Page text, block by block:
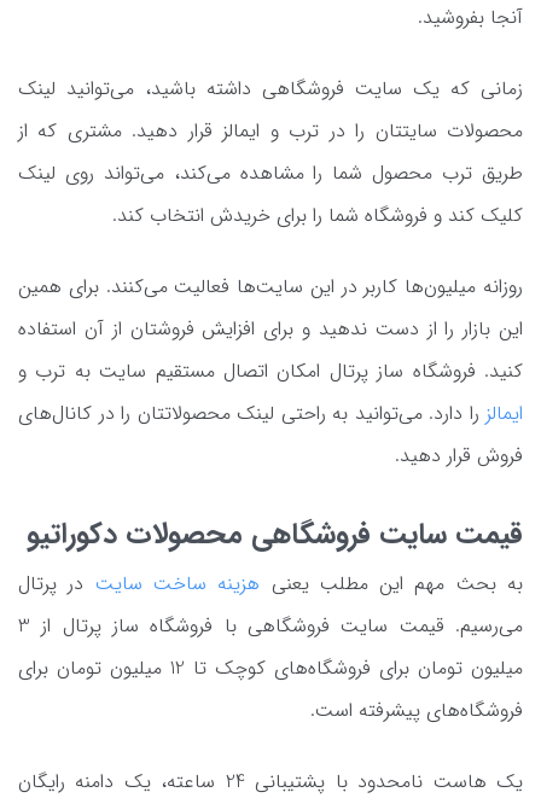
آنجا بفروشید.
زمانی که یک سایت فروشگاهی داشته باشید، می‌توانید لینک
محصولات سایتتان را در ترب و ایمالز قرار دهید. مشتری که از
طریق ترب محصول شما را مشاهده می‌کند، می‌تواند روی لینک
کلیک کند و فروشگاه شما را برای خریدش انتخاب کند.
روزانه میلیون‌ها کاربر در این سایت‌ها فعالیت می‌کنند. برای همین
این بازار را از دست ندهید و برای افزایش فروشتان از آن استفاده
کنید. فروشگاه ساز پرتال امکان اتصال مستقیم سایت به ترب و
ایمالز را دارد. می‌توانید به راحتی لینک محصولاتتان را در کانال‌های
فروش قرار دهید.
قیمت سایت فروشگاهی محصولات دکوراتیو
به بحث مهم این مطلب یعنی هزینه ساخت سایت در پرتال
می‌رسیم. قیمت سایت فروشگاهی با فروشگاه ساز پرتال از 3
میلیون تومان برای فروشگاه‌های کوچک تا 12 میلیون تومان برای
فروشگاه‌های پیشرفته است.
یک هاست نامحدود با پشتیبانی 24 ساعته، یک دامنه رایگان